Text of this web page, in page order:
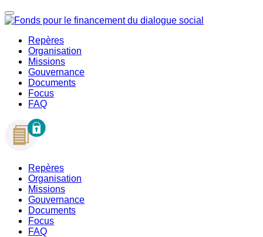
Repères
Organisation
Missions
Gouvernance
Documents
Focus
FAQ
Repères
Organisation
Missions
Gouvernance
Documents
Focus
FAQ